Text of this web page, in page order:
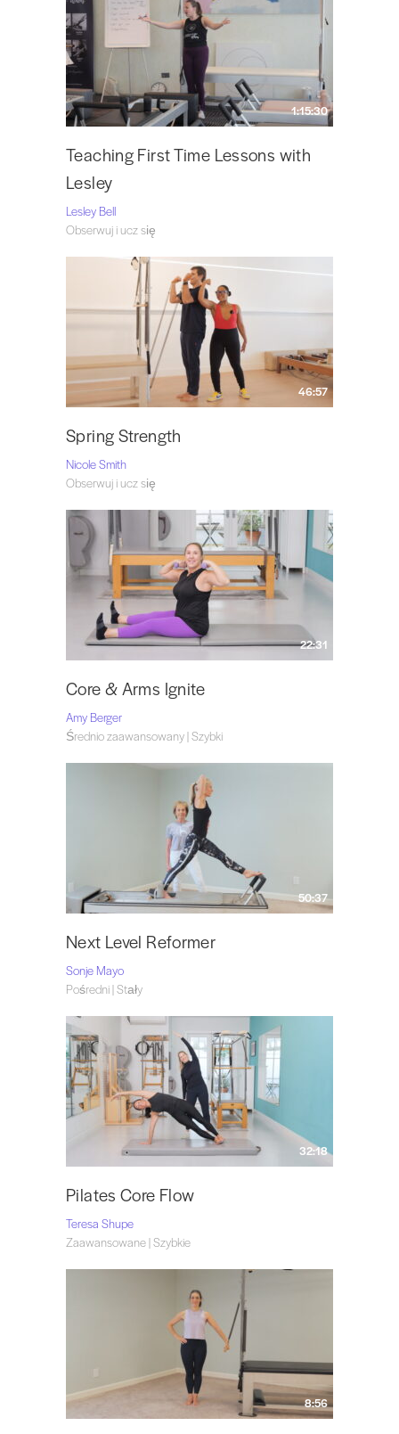
1:15:30
Teaching First Time Lessons with
Lesley
Lesley Bell
Obserwuj i ucz się
46:57
Spring Strength
Nicole Smith
Obserwuj i ucz się
22:31
Core & Arms Ignite
Amy Berger
Średnio zaawansowany | Szybki
50:37
Next Level Reformer
Sonje Mayo
Pośredni | Stały
32:18
Pilates Core Flow
Teresa Shupe
Zaawansowane | Szybkie
8:56